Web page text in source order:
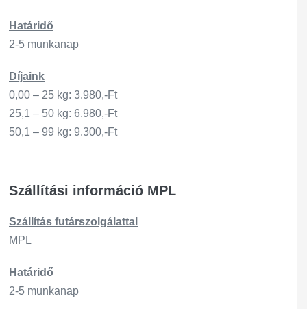
Határidő
2-5 munkanap
Díjaink
0,00 – 25 kg: 3.980,-Ft
25,1 – 50 kg: 6.980,-Ft
50,1 – 99 kg: 9.300,-Ft
Szállítási információ MPL
Szállítás futárszo lgálattal
MPL
Határidő
2-5 munkanap